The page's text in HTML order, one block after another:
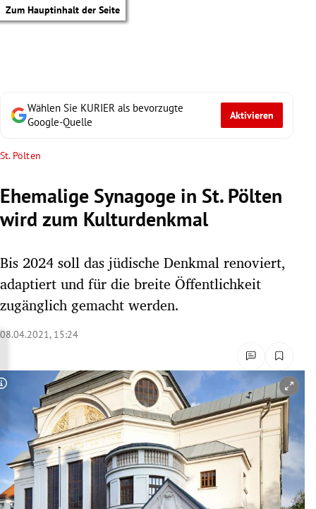
Zum Hauptinhalt der Seite
Untermenü
Untermenü
Untermenü
Untermenü
Untermenü
Untermenü
Wählen Sie KURIER als bevorzugte
Google-Quelle
Aktivieren
St. Pölten
Ehemalige Synagoge in St. Pölten
wird zum Kulturdenkmal
Bis 2024 soll das jüdische Denkmal renoviert,
adaptiert und für die breite Öffentlichkeit
zugänglich gemacht werden.
08.04.2021, 15:24
Copyright-Hinweis öffnen/schließen